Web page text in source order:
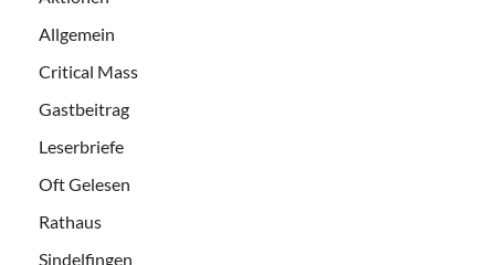
Allgemein
Critical Mass
Gastbeitrag
Leserbriefe
Oft Gelesen
Rathaus
Sindelfingen